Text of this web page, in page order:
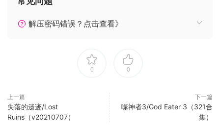
保护自己的同时，深入地狱的深渊展开激烈的反击，除妖斩
充分利用每种武器装备，例如武士刀，战伞，长枪等，挑战地
正宗的 Roguelite(非线性迷宫冒险类)类型游戏
Rogue类(非线性迷宫冒险类)游戏风格的游戏设定，都将带来不
同的地图配置及获得不同道具的非凡体验。
解压密码错误？点击查看》
0 0
上一篇
失落的遗迹/Lost
Ruins（v20210707）
下一篇
噬神者3/God Eater 3（321合
集）